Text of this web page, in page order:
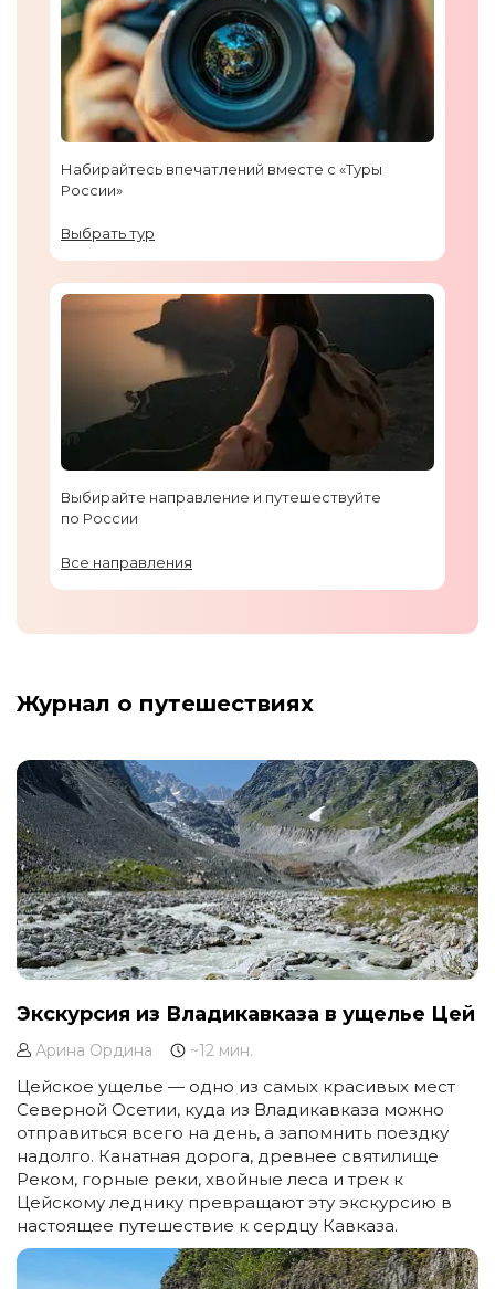
Набирайтесь впечатлений вместе с «Туры
России»
Выбрать тур
Выбирайте направление и путешествуйте
по России
Все направления
Журнал о путешествиях
Экскурсия из Владикавказа в ущелье Цей
Арина Ордина ~12 мин.
Цейское ущелье — одно из самых красивых мест
Северной Осетии, куда из Владикавказа можно
отправиться всего на день, а запомнить поездку
надолго. Канатная дорога, древнее святилище
Реком, горные реки, хвойные леса и трек к
Цейскому леднику превращают эту экскурсию в
настоящее путешествие к сердцу Кавказа.